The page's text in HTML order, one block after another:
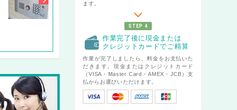
ます。
STEP 4
作業完了後に現金または
クレジットカードでご精算
作業が完了しましたら、料金をお支払いた
だきます。現金またはクレジットカード
（VISA・Master Card・AMEX・JCB）支
払からお選びいただけます。